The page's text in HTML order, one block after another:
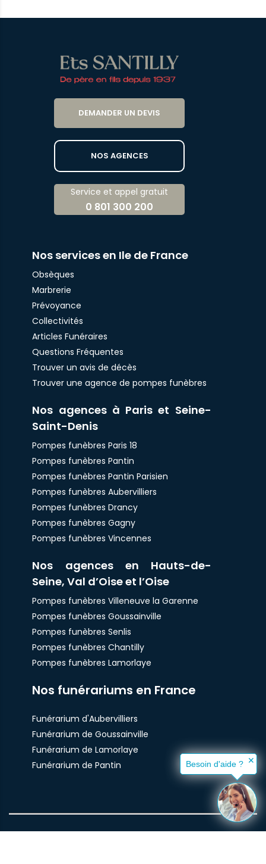
DEMANDER UN DEVIS
NOS AGENCES
Service et appel gratuit
0 801 300 200
Nos services en Ile de France
Obsèques
Marbrerie
Prévoyance
Collectivités
Articles Funéraires
Questions Fréquentes
Trouver un avis de décès
Trouver une agence de pompes funèbres
Nos agences à Paris et Seine-
Saint-Denis
Pompes funèbres Paris 18
Pompes funèbres Pantin
Pompes funèbres Pantin Parisien
Pompes funèbres Aubervilliers
Pompes funèbres Drancy
Pompes funèbres Gagny
Pompes funèbres Vincennes
Nos agences en Hauts-de-
Seine, Val d’Oise et l’Oise
Pompes funèbres Villeneuve la Garenne
Pompes funèbres Goussainville
Pompes funèbres Senlis
Pompes funèbres Chantilly
Pompes funèbres Lamorlaye
Nos funérariums en France
Funérarium d'Aubervilliers
Funérarium de Goussainville
Funérarium de Lamorlaye
Funérarium de Pantin
Besoin d'aide ? ✕